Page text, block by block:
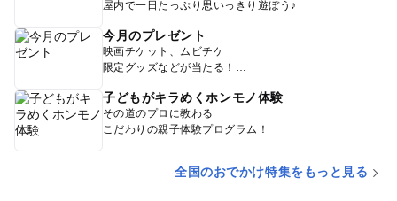
屋内で一日たっぷり思いっきり遊ぼう♪
今月のプレゼント
映画チケット、ムビチケ
限定グッズなどが当たる！
子どもがキラめくホンモノ体験
その道のプロに教わる
こだわりの親子体験プログラム！
全国のおでかけ特集をもっと見る